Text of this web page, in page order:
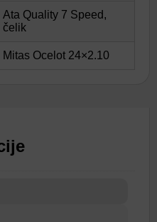
Ata Quality 7 Speed,
čelik
Mitas Ocelot 24×2.10